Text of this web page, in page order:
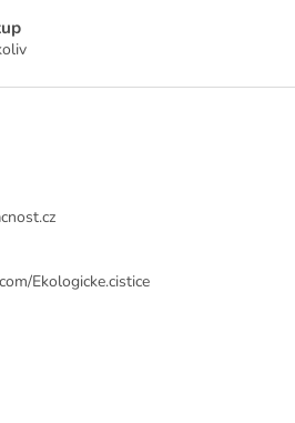
y
u
Ekologicke.cistice